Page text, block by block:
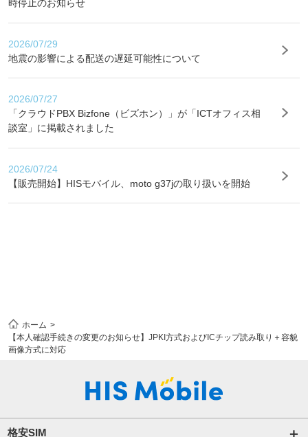
時停止のお知らせ
2026/07/29
地震の影響による配送の遅延可能性について
2026/07/27
「クラウドPBX Bizfone（ビズホン）」が「ICTオフィス相
談室」に掲載されました
2026/07/24
【販売開始】HISモバイル、moto g37jの取り扱いを開始
ホーム
【本人確認手続きの変更のお知らせ】JPKI方式およびICチップ読み取り＋容貌
画像方式に対応
格安SIM